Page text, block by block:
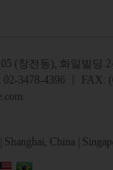
(창전동), 화일빌딩 2
02-3478-4396 ㅣ FAX:
Shanghai, China |